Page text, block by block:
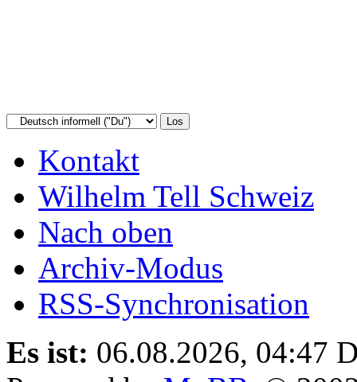
Kontakt
Wilhelm Tell Schweiz
Nach oben
Archiv-Modus
RSS-Synchronisation
Es ist: 06.08.2026, 04:47